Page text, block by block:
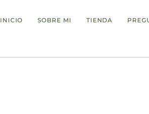
INICIO SOBRE MI TIENDA